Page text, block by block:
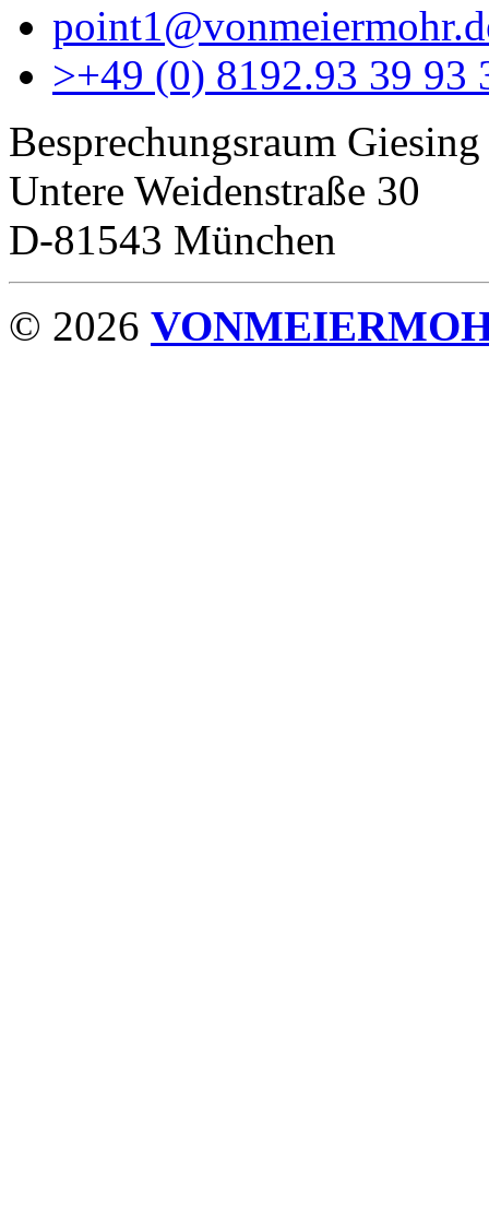
>+49 (0) 8192.93 39 93
Besprechungsraum Giesing
Untere Weidenstraße 30
D-81543 München
© 2026